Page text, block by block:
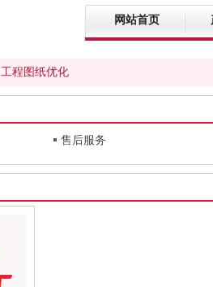
网站首页
工程图纸优化
售后服务